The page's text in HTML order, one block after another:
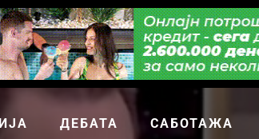
ДЕБАТА САБОТАЖА